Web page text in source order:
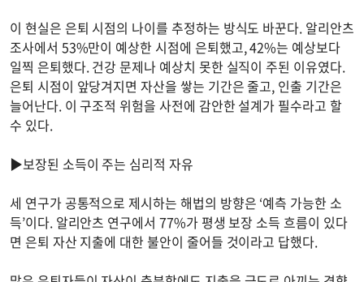
이 현실은 은퇴 시점의 나이를 추정하는 방식도 바꾼다. 알리안츠
조사에서 53%만이 예상한 시점에 은퇴했고, 42%는 예상보다
일찍 은퇴했다. 건강 문제나 예상치 못한 실직이 주된 이유였다.
은퇴 시점이 앞당겨지면 자산을 쌓는 기간은 줄고, 인출 기간은
늘어난다. 이 구조적 위험을 사전에 감안한 설계가 필수라고 할
수 있다.
▶보장된 소득이 주는 심리적 자유
세 연구가 공통적으로 제시하는 해법의 방향은 ‘예측 가능한 소
득’이다. 알리안츠 연구에서 77%가 평생 보장 소득 흐름이 있다
면 은퇴 자산 지출에 대한 불안이 줄어들 것이라고 답했다.